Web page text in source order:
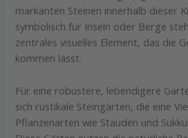
markanten Steinen innerhalb dieser
symbolisch für Inseln oder Berge
zentrales visuelles Element, das die
kommen lässt.
Für eine robustere, lebendigere
sich rustikale Steingärten, die eine
Pflanzenarten wie Stauden und